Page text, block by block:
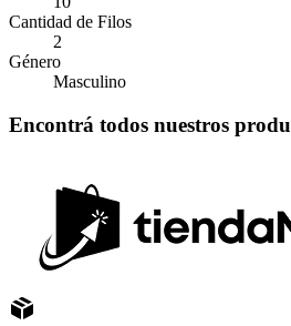
Cantidad de Filos
2
Género
Masculino
Encontrá todos nuestros